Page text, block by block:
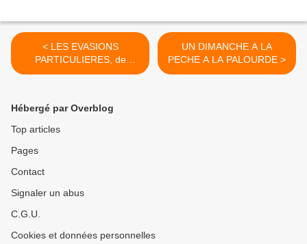
< LES EVASIONS
PARTICULIERES, de
Véronique OLMI
UN DIMANCHE A LA
PECHE A LA PALOURDE >
Hébergé par Overblog
Top articles
Pages
Contact
Signaler un abus
C.G.U.
Cookies et données personnelles